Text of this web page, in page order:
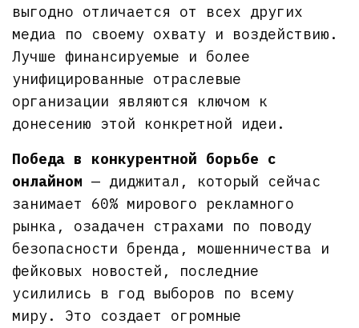
выгодно отличается от всех других
медиа по своему охвату и воздействию.
Лучше финансируемые и более
унифицированные отраслевые
организации являются ключом к
донесению этой конкретной идеи.
Победа в конкурентной борьбе с
онлайном — диджитал, который сейчас
занимает 60% мирового рекламного
рынка, озадачен страхами по поводу
безопасности бренда, мошенничества и
фейковых новостей, последние
усилились в год выборов по всему
миру. Это создает огромные